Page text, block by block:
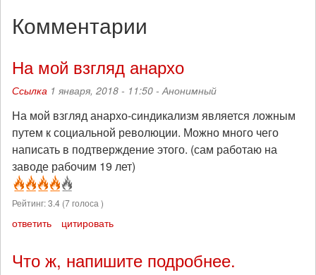
Комментарии
На мой взгляд анархо
Ссылка 1 января, 2018 - 11:50 - Анонимный
На мой взгляд анархо-синдикализм является ложным
путем к социальной революции. Можно много чего
написать в подтверждение этого. (сам работаю на
заводе рабочим 19 лет)
Рейтинг:3.4 (7голоса )
ответить цитировать
Что ж, напишите подробнее.